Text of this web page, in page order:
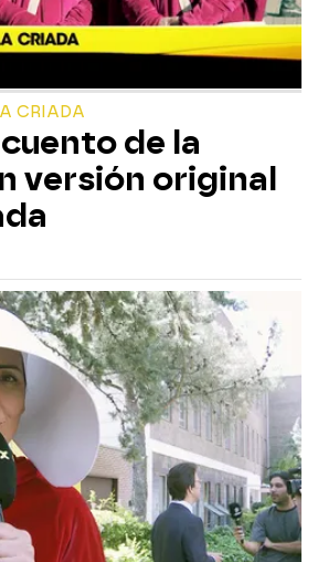
CRIADA
cuento de la
versión original